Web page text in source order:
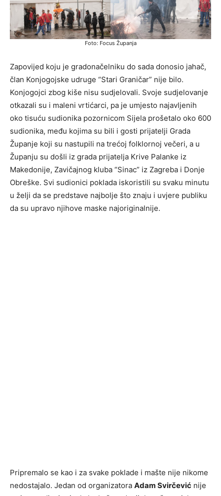
Foto: Focus Županja
Zapovijed koju je gradonačelniku do sada donosio jahač,
član Konjogojske udruge “Stari Graničar” nije bilo.
Konjogojci zbog kiše nisu sudjelovali. Svoje sudjelovanje
otkazali su i maleni vrtićarci, pa je umjesto najavljenih
oko tisuću sudionika pozornicom Sijela prošetalo oko 600
sudionika, među kojima su bili i gosti prijatelji Grada
Županje koji su nastupili na trećoj folklornoj večeri, a u
Županju su došli iz grada prijatelja Krive Palanke iz
Makedonije, Zavičajnog kluba “Sinac” iz Zagreba i Donje
Obreške. Svi sudionici poklada iskoristili su svaku minutu
u želji da se predstave najbolje što znaju i uvjere publiku
da su upravo njihove maske najoriginalnije.
Pripremalo se kao i za svake poklade i mašte nije nikome
nedostajalo. Jedan od organizatora Adam Svirčević nije